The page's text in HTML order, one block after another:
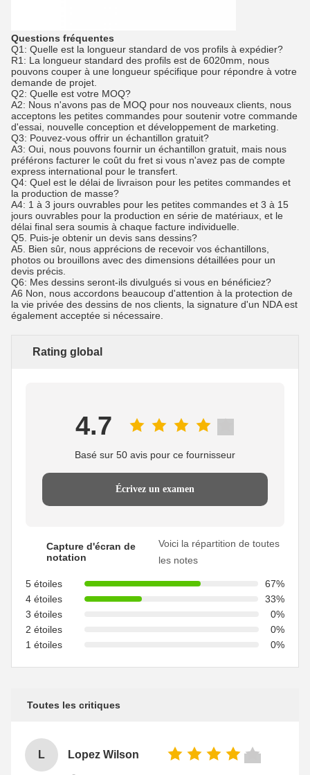
Questions fréquentes
Q1: Quelle est la longueur standard de vos profils à expédier?
R1: La longueur standard des profils est de 6020mm, nous
pouvons couper à une longueur spécifique pour répondre à votre
demande de projet.
Q2: Quelle est votre MOQ?
A2: Nous n'avons pas de MOQ pour nos nouveaux clients, nous
acceptons les petites commandes pour soutenir votre commande
d'essai, nouvelle conception et développement de marketing.
Q3: Pouvez-vous offrir un échantillon gratuit?
A3: Oui, nous pouvons fournir un échantillon gratuit, mais nous
préférons facturer le coût du fret si vous n'avez pas de compte
express international pour le transfert.
Q4: Quel est le délai de livraison pour les petites commandes et
la production de masse?
A4: 1 à 3 jours ouvrables pour les petites commandes et 3 à 15
jours ouvrables pour la production en série de matériaux, et le
délai final sera soumis à chaque facture individuelle.
Q5. Puis-je obtenir un devis sans dessins?
A5. Bien sûr, nous apprécions de recevoir vos échantillons,
photos ou brouillons avec des dimensions détaillées pour un
devis précis.
Q6: Mes dessins seront-ils divulgués si vous en bénéficiez?
A6 Non, nous accordons beaucoup d'attention à la protection de
la vie privée des dessins de nos clients, la signature d'un NDA est
également acceptée si nécessaire.
Rating global
4.7
Basé sur 50 avis pour ce fournisseur
Écrivez un examen
Capture d'écran de
notation
Voici la répartition de toutes
les notes
5 étoiles
67%
4 étoiles
33%
3 étoiles
0%
2 étoiles
0%
1 étoiles
0%
Toutes les critiques
L Lopez Wilson